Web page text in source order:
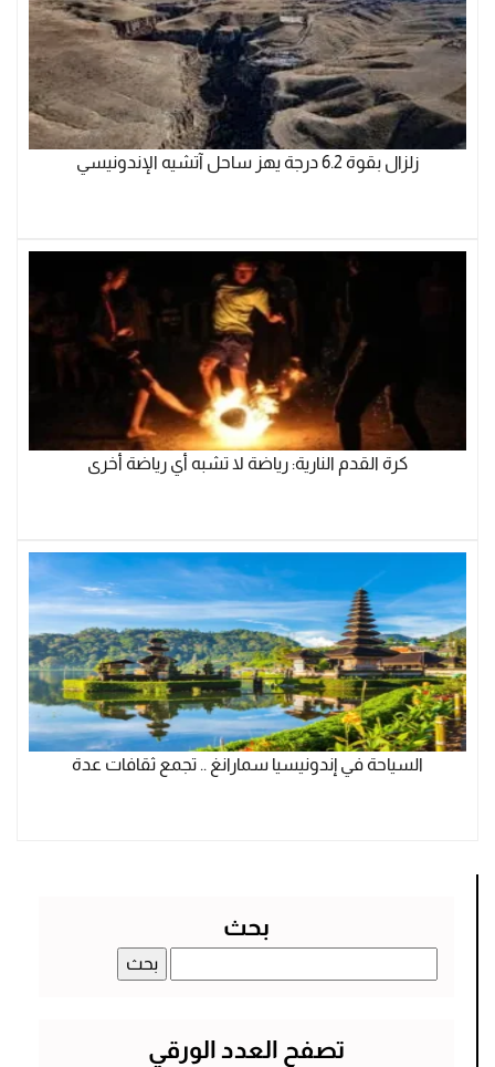
زلزال بقوة 6.2 درجة يهز ساحل آتشيه الإندونيسي
كرة القدم النارية: رياضة لا تشبه أي رياضة أخرى
السياحة في إندونيسيا سمارانغ .. تجمع ثقافات عدة
بحث
عن:
تصفح العدد الورقي